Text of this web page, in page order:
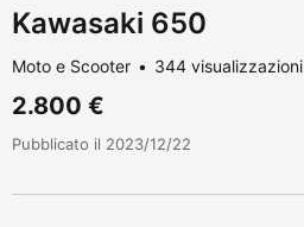
Kawasaki 650
Moto e Scooter 344 visualizzazioni
2.800 €
Pubblicato il 2023/12/22